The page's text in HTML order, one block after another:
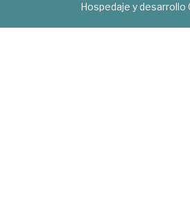
Hospedaje y desarrollo